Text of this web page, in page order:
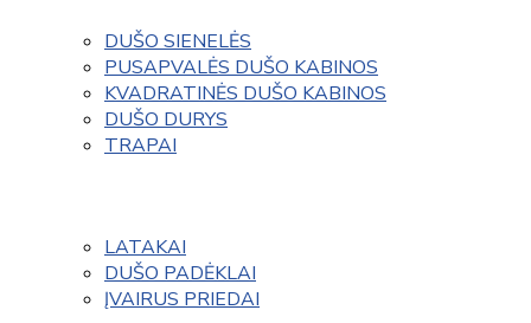
DUŠO SIENELĖS
PUSAPVALĖS DUŠO KABINOS
KVADRATINĖS DUŠO KABINOS
DUŠO DURYS
TRAPAI
LATAKAI
DUŠO PADĖKLAI
ĮVAIRUS PRIEDAI